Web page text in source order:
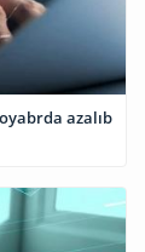
azalıb